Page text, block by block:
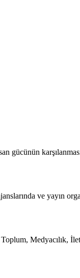
gücünün
ve yayın
Medyacılık,